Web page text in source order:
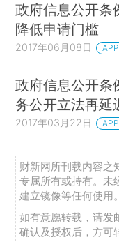
政府信息公开条
降低申请门槛
2017年06月08日
政府信息公开条
务公开立法再延
2017年03月22日
财新网所刊载内容之
专属所有或持有。未
建立镜像等任何使用。
如有意愿转载，请发
确认及授权后，方可